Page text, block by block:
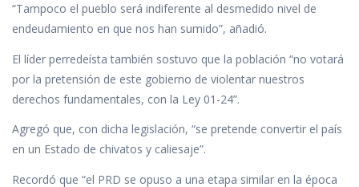
“Tampoco el pueblo será indiferente al desmedido nivel de
endeudamiento en que nos han sumido”, añadió.
El líder perredeísta también sostuvo que la población “no votará
por la pretensión de este gobierno de violentar nuestros
derechos fundamentales, con la Ley 01-24”.
Agregó que, con dicha legislación, “se pretende convertir el país
en un Estado de chivatos y caliesaje”.
Recordó que “el PRD se opuso a una etapa similar en la época